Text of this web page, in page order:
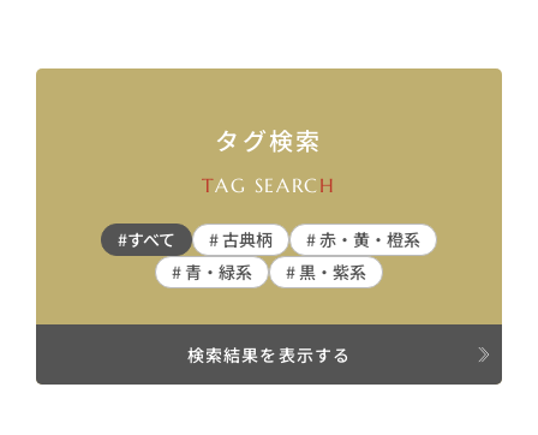
タグ検索
TAG SEARCH
#すべて # 古典柄
# 赤・黄・橙系
# 青・緑系
# 黒・紫系
検索結果を表示する